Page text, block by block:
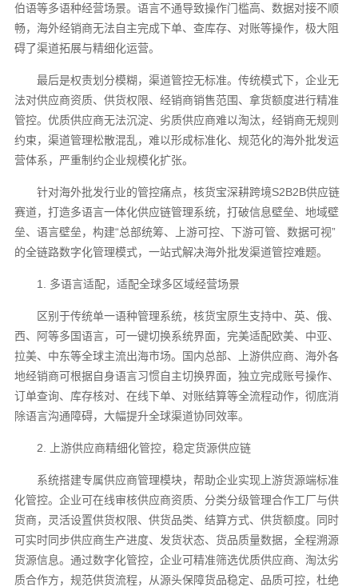
伯语等多语种经营场景。语言不通导致操作门槛高、数据对接不顺
畅，海外经销商无法自主完成下单、查库存、对账等操作，极大阻
碍了渠道拓展与精细化运营。
最后是权责划分模糊，渠道管控无标准。传统模式下，企业无
法对供应商资质、供货权限、经销商销售范围、拿货额度进行精准
管控。优质供应商无法沉淀、劣质供应商难以淘汰，经销商无规则
约束，渠道管理松散混乱，难以形成标准化、规范化的海外批发运
营体系，严重制约企业规模化扩张。
针对海外批发行业的管控痛点，核货宝深耕跨境S2B2B供应链
赛道，打造多语言一体化供应链管理系统，打破信息壁垒、地域壁
垒、语言壁垒，构建“总部统筹、上游可控、下游可管、数据可视”
的全链路数字化管理模式，一站式解决海外批发渠道管控难题。
1. 多语言适配，适配全球多区域经营场景
区别于传统单一语种管理系统，核货宝原生支持中、英、俄、
西、阿等多国语言，可一键切换系统界面，完美适配欧美、中亚、
拉美、中东等全球主流出海市场。国内总部、上游供应商、海外各
地经销商可根据自身语言习惯自主切换界面，独立完成账号操作、
订单查询、库存核对、在线下单、对账结算等全流程动作，彻底消
除语言沟通障碍，大幅提升全球渠道协同效率。
2. 上游供应商精细化管控，稳定货源供应链
系统搭建专属供应商管理模块，帮助企业实现上游货源端标准
化管控。企业可在线审核供应商资质、分类分级管理合作工厂与供
货商，灵活设置供货权限、供货品类、结算方式、供货额度。同时
可实时同步供应商生产进度、发货状态、货品质量数据，全程溯源
货源信息。通过数字化管控，企业可精准筛选优质供应商、淘汰劣
质合作方，规范供货流程，从源头保障货品稳定、品质可控，杜绝